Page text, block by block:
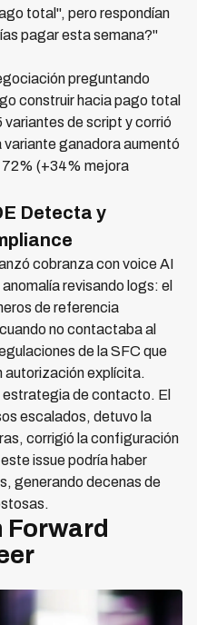
total", pero respondían
pagar esta semana?"
preguntando
construir hacia pago total
de script y corrió
ganadora aumentó
72% (+34% mejora
Detecta y
cobranza con voice AI
revisando logs: el
de referencia
no contactaba al
de la SFC que
autorización explícita.
estrategia de contacto. El
escalados, detuvo la
corrigió la configuración
issue podría haber
generando decenas de
Forward